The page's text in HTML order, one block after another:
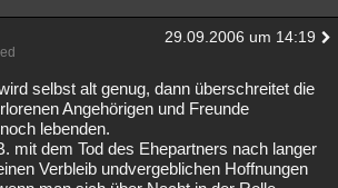
29.09.2006 um 14:19
selbst alt genug, dann überschreitet die
Angehörigen und Freunde
lebenden.
mit dem Tod des Ehepartners nach langer
Verbleib undvergeblichen Hoffnungen